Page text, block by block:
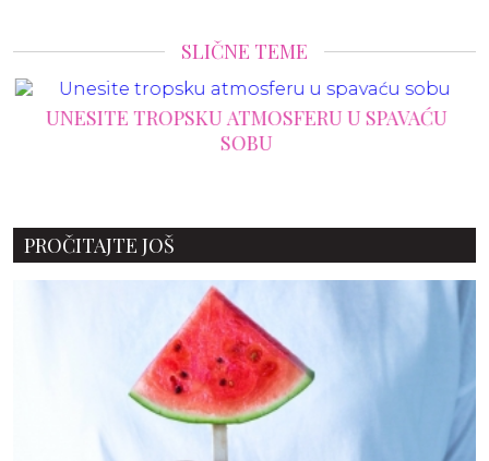
SLIČNE TEME
UNESITE TROPSKU ATMOSFERU U SPAVAĆU
SOBU
PROČITAJTE JOŠ